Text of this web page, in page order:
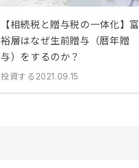
【相続税と贈与税の一体化】富
裕層はなぜ生前贈与（暦年贈
与）をするのか？
投資する 2021.09.15